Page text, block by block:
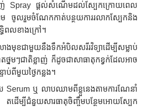
Spray ផ្តល់សំណើមដល់ស្បែកក្រោយពេល
ាម ចូលរួមចំណែកកាត់បន្ថយការរលាកស្បែកនិង
ធិពលខាងក្រៅ។
ខជាមួយនឹងទឹកអំបិលសរីរវិទ្យាដើម្បីសម្លាប់
ថ្នមៗជាតិខ្លាញ់ ក៏ដូចជាសាធាតុកខ្វក់ដែលអាច
ាប់ពីមួយថ្ងៃកន្លង។
ឬ លាបឈាមពីខ្លួនេងតាមការណែនាំ
ដើម្បីជំនួយសារធាតុចិញ្ចឹមបន្ថែមអោយស្បែក